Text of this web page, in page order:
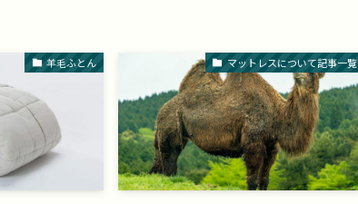
羊毛ふとん マットレスについて記事一覧